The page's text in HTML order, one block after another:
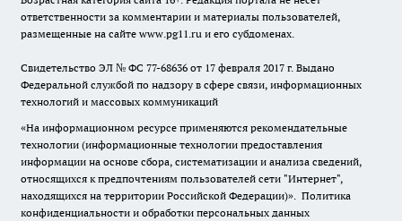
ответственности за комментарии и материалы пользователей,
размещенные на сайте www.pg11.ru и его субдоменах.
Свидетельство ЭЛ № ФС 77-68636 от 17 февраля 2017 г. Выдано
Федеральной службой по надзору в сфере связи, информационных
технологий и массовых коммуникаций
«На информационном ресурсе применяются рекомендательные
технологии (информационные технологии предоставления
информации на основе сбора, систематизации и анализа сведений,
относящихся к предпочтениям пользователей сети "Интернет",
находящихся на территории Российской Федерации)». Политика
конфиденциальности и обработки персональных данных